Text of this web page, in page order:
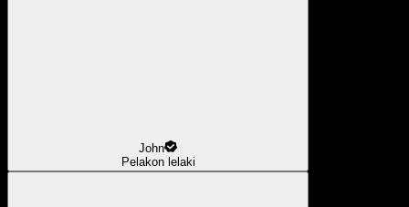
John
Pelakon lelaki